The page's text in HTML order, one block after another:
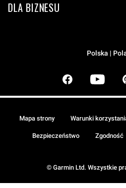
DLA BIZNESU
Polska |
© Garmin Ltd. Wszystkie
Mapa strony Warunki
Bezpieczeństwo Zgodność